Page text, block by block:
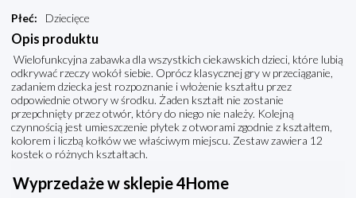
Płeć: Dziecięce
Opis produktu
Wielofunkcyjna zabawka dla wszystkich ciekawskich dzieci, które lubią
odkrywać rzeczy wokół siebie. Oprócz klasycznej gry w przeciąganie,
zadaniem dziecka jest rozpoznanie i włożenie kształtu przez
odpowiednie otwory w środku. Żaden kształt nie zostanie
przepchnięty przez otwór, który do niego nie należy. Kolejną
czynnością jest umieszczenie płytek z otworami zgodnie z kształtem,
kolorem i liczbą kołków we właściwym miejscu. Zestaw zawiera 12
kostek o różnych kształtach.
Wyprzedaże w sklepie 4Home